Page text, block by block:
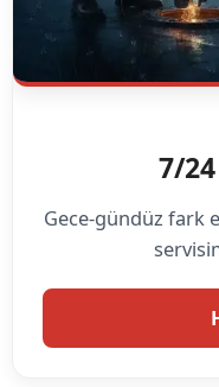
7/
Gece-gündüz fark